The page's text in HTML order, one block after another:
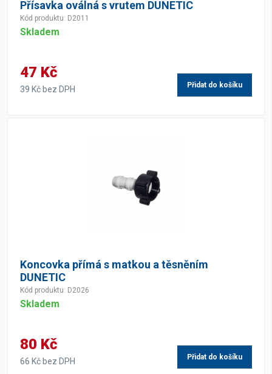
Přísavka oválná s vrutem DUNETIC
Kód produktu: D2011
Skladem
47 Kč
39 Kč bez DPH Přidat do košíku
Koncovka přímá s matkou a těsněním
DUNETIC
Kód produktu: D2026
Skladem
80 Kč
66 Kč bez DPH Přidat do košíku